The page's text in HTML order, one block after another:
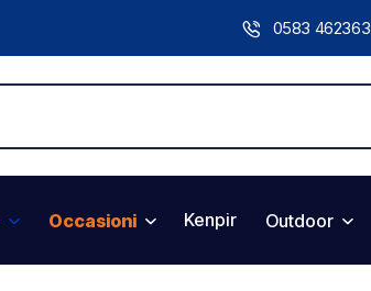
0583 462363
Occasioni Kenpir Outdoor